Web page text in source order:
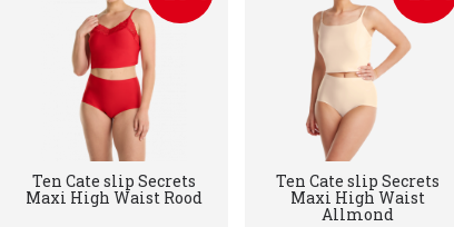
Ten Cate slip Secrets
Maxi High Waist Rood
Ten Cate slip Secrets
Maxi High Waist
Allmond